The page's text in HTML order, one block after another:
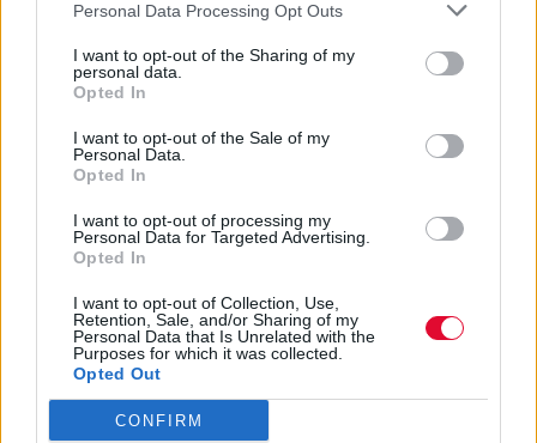
Personal Data Processing Opt Outs
I want to opt-out of the Sharing of my
personal data.
Opted In
I want to opt-out of the Sale of my
Personal Data.
Opted In
I want to opt-out of processing my
Personal Data for Targeted Advertising.
Opted In
I want to opt-out of Collection, Use,
Retention, Sale, and/or Sharing of my
Personal Data that Is Unrelated with the
Purposes for which it was collected.
Opted Out
CONFIRM
{youtube}p1ny7EZKEGM{/youtube}
Ακολούθησε το Avopolis Network στο
Google News